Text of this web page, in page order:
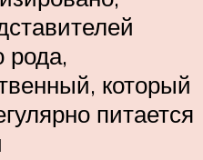
рода,
который
питается